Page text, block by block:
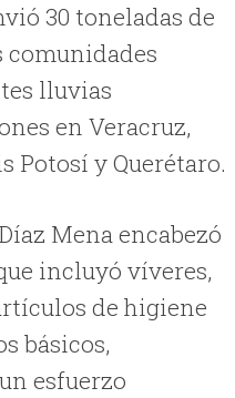
30 toneladas de
comunidades
lluvias
en Veracruz,
Potosí y Querétaro.
Mena encabezó
incluyó víveres,
de higiene
básicos,
esfuerzo